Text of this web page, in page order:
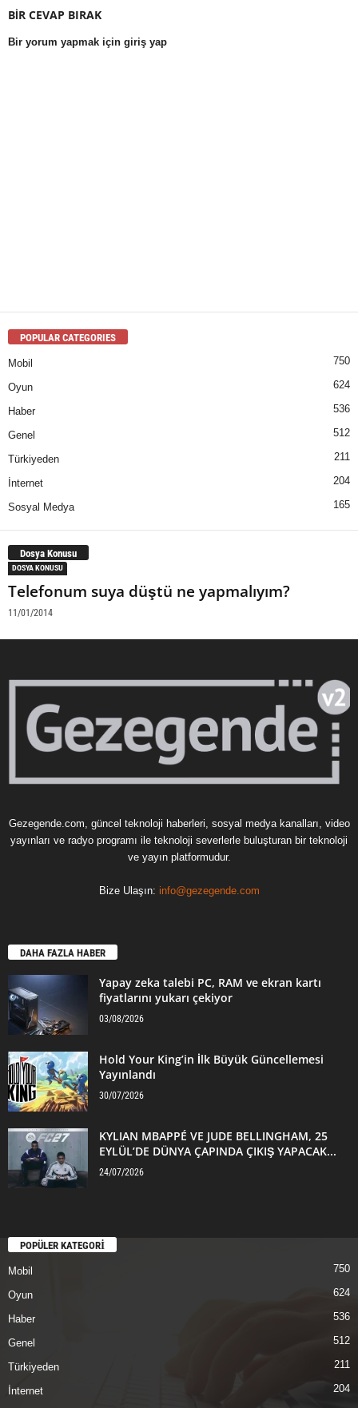
BİR CEVAP BIRAK
Bir yorum yapmak için giriş yap
POPULAR CATEGORIES
Mobil 750
Oyun 624
Haber 536
Genel 512
Türkiyeden 211
İnternet 204
Sosyal Medya 165
Dosya Konusu
DOSYA KONUSU
Telefonum suya düştü ne yapmalıyım?
11/01/2014
Gezegende.com, güncel teknoloji haberleri, sosyal medya kanalları, video
yayınları ve radyo programı ile teknoloji severlerle buluşturan bir teknoloji
ve yayın platformudur.
Bize Ulaşın: info@gezegende.com
DAHA FAZLA HABER
Yapay zeka talebi PC, RAM ve ekran kartı
fiyatlarını yukarı çekiyor
03/08/2026
Hold Your King’in İlk Büyük Güncellemesi
Yayınlandı
30/07/2026
KYLIAN MBAPPÉ VE JUDE BELLINGHAM, 25
EYLÜL’DE DÜNYA ÇAPINDA ÇIKIŞ YAPACAK...
24/07/2026
POPÜLER KATEGORİ
Mobil 750
Oyun 624
Haber 536
Genel 512
Türkiyeden 211
İnternet
204